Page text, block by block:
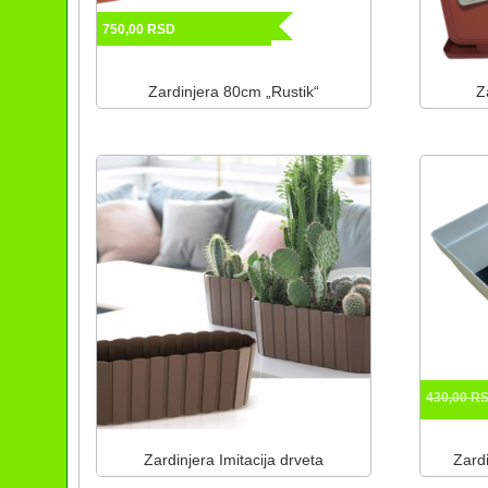
Zardinjera 80cm „Rustik“
750,00 RSD
Zardinjera Imitacija drveta
430,00